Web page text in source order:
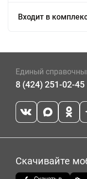
Входит в
Единый
8 (424) 251-02-45
Скачивайте